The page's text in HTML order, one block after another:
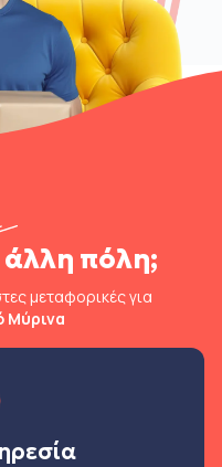
πόλη;
μεταφορικές για
Μύρινα